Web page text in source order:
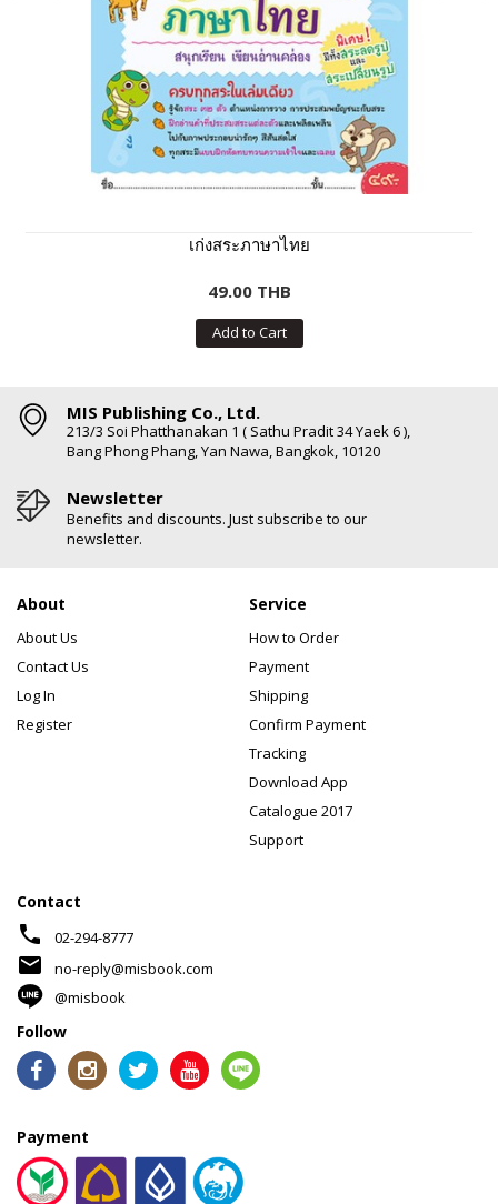
เก่งสระภาษาไทย
49.00 THB
Add to Cart
MIS Publishing Co., Ltd.
213/3 Soi Phatthanakan 1 ( Sathu Pradit 34 Yaek 6 ),
Bang Phong Phang, Yan Nawa, Bangkok, 10120
Newsletter
Benefits and discounts. Just subscribe to our
newsletter.
About
About Us
Contact Us
Log In
Register
Service
How to Order
Payment
Shipping
Confirm Payment
Tracking
Download App
Catalogue 2017
Support
Contact
phone 02-294-8777
mail
no-reply@misbook.com
@misbook
Follow
Payment